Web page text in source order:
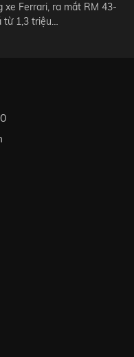
xe Ferrari, ra mắt RM 43-
từ 1,3 triệu…